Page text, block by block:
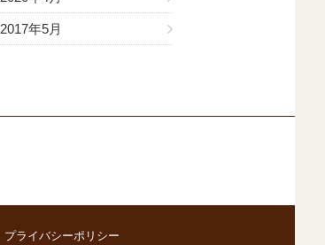
2017年5月
プライバシーポリシー